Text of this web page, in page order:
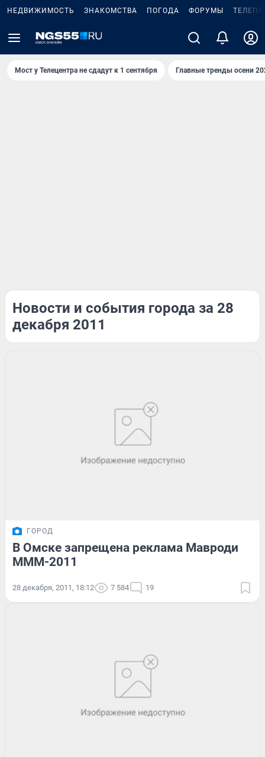
НЕДВИЖИМОСТЬ ЗНАКОМСТВА ПОГОДА ФОРУМЫ
Мост у Телецентра не сдадут к 1 сентября Главные тренды осени
Новости и события города за 28
декабря 2011
ГОРОД
В Омске запрещена реклама Мавроди
МММ-2011
28 декабря, 2011, 18:12 7 584 19